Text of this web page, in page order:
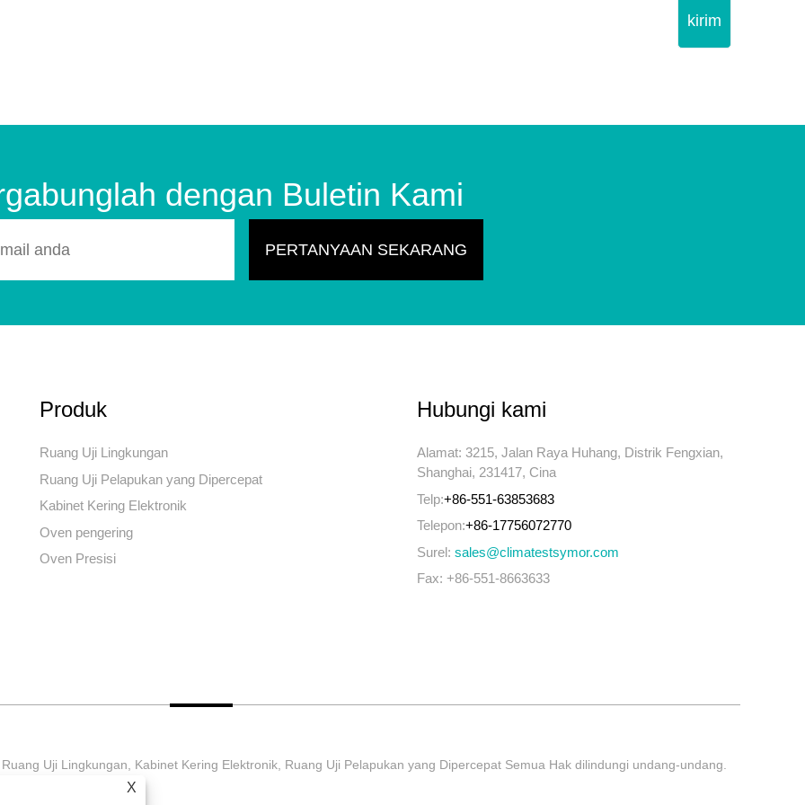
kirim
dengan Buletin Kami
Produk
Ruang Uji Lingkungan
Ruang Uji Pelapukan yang Dipercepat
Kabinet Kering Elektronik
Oven pengering
Oven Presisi
Hubungi kami
Alamat: 3215, Jalan Raya Huhang, Distrik Fengxian,
Shanghai, 231417, Cina
Telp:+86-551-63853683
Telepon:+86-17756072770
Surel: sales@climatestsymor.com
Fax: +86-551-8663633
Uji Lingkungan, Kabinet Kering Elektronik, Ruang Uji Pelapukan yang Dipercepat Semua Hak dilindungi undang-undang.
X